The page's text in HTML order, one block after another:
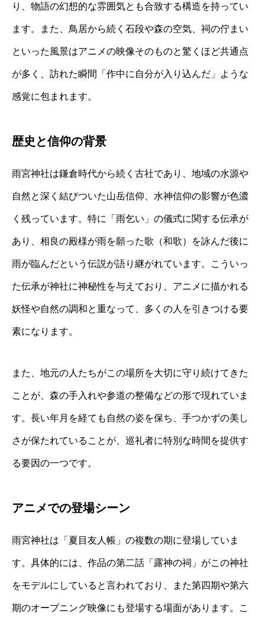
り、物語の幻想的な雰囲気とも合致する構造を持ってい
ます。また、鳥居から続く石段や森の空気、祠の佇まい
といった風景はアニメの映像そのものと驚くほど共通点
が多く、訪れた瞬間「作中に自分が入り込んだ」ような
感覚に包まれます。
歴史と信仰の背景
雨宮神社は鎌倉時代から続く古社であり、地域の水源や
自然と深く結びついた山岳信仰、水神信仰の影響が色濃
く残っています。特に「雨乞い」の儀式に関する伝承が
あり、相良の殿様が雨を願った歌（和歌）を詠んだ後に
雨が臨んだという伝説が語り継がれています。こういっ
た伝承が神社に神秘性を与えており、アニメに描かれる
妖怪や自然の調和と重なって、多くの人を引きつける要
素になります。
また、地元の人たちがこの場所を大切に守り続けてきた
ことが、森の手入れや参道の整備などの形で現れていま
す。長い年月を経ても自然の姿を保ち、手つかずの美し
さが保たれていることが、巡礼者に特別な時間を提供す
る要因の一つです。
アニメでの登場シーン
雨宮神社は「夏目友人帳」の複数の期に登場していま
す。具体的には、作品の第二話「露神の祠」がこの神社
をモデルにしていると言われており、また第四期や第六
期のオープニング映像にも登場する場面があります。こ